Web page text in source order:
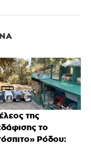
της
το
Ρόδου: